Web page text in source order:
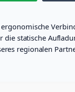
ergonomische
die statische
regionalen